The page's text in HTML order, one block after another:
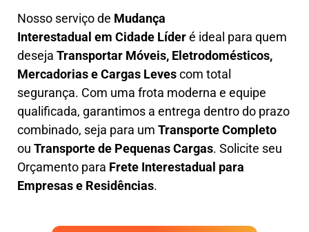
Nosso serviço de Mudança
Interestadual em Cidade Líderé ideal para quem
deseja Transportar Móveis, Eletrodomésticos,
Mercadorias e Cargas Levescom total
segurança. Com uma frota moderna e equipe
qualificada, garantimos a entrega dentro do prazo
combinado, seja para um Transporte Completo
ou Transporte de Pequenas Cargas. Solicite seu
Orçamento para Frete Interestadual para
Empresas e Residências.